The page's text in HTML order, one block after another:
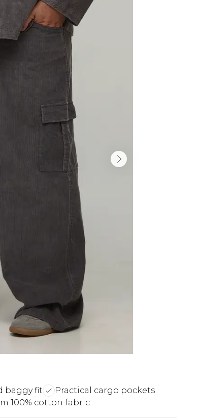
baggy fit
Practical cargo pockets
100% cotton fabric